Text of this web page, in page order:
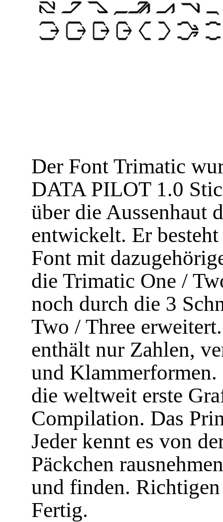
Der Font Trimatic
DATA PILOT 1.0
über die Aussenhaut
entwickelt. Er
Font mit
die Trimatic One /
noch durch die 3
Two / Three
enthält nur Zahlen,
und
die weltweit erste
Compilation. Das
Jeder kennt es von
Päckchen
und finden.
Fertig.